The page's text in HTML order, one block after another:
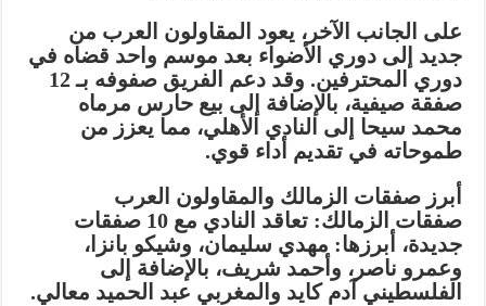
على الجانب الآخر، يعود المقاولون العرب من
جديد إلى دوري الأضواء بعد موسم واحد قضاه في
دوري المحترفين. وقد دعم الفريق صفوفه بـ 12
صفقة صيفية، بالإضافة إلى بيع حارس مرماه
محمد سيحا إلى النادي الأهلي، مما يعزز من
طموحاته في تقديم أداء قوي.
أبرز صفقات الزمالك والمقاولون العرب
صفقات الزمالك: تعاقد النادي مع 10 صفقات
جديدة، أبرزها: مهدي سليمان، وشيكو بانزا،
وعمرو ناصر، وأحمد شريف، بالإضافة إلى
الفلسطيني آدم كايد والمغربي عبد الحميد معالي.